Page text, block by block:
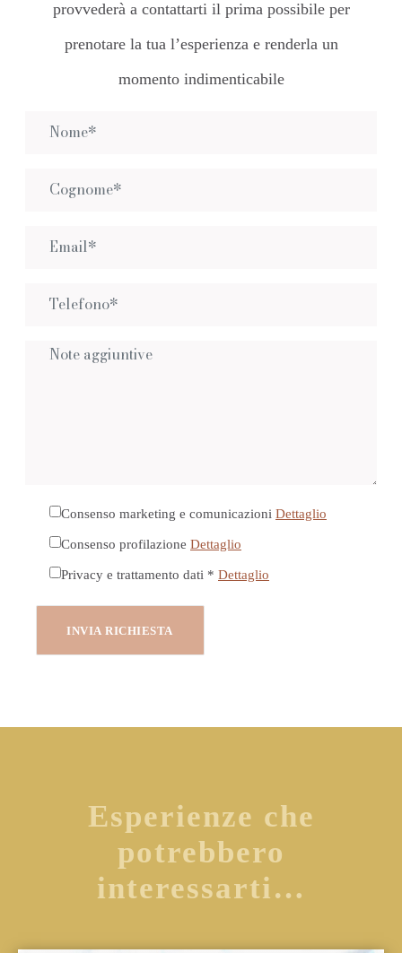
provvederà a contattarti il prima possibile per
prenotare la tua l’esperienza e renderla un
momento indimenticabile
Consenso marketing e comunicazioni Dettaglio
Consenso profilazione Dettaglio
Privacy e trattamento dati * Dettaglio
Esperienze che
potrebbero
interessarti…